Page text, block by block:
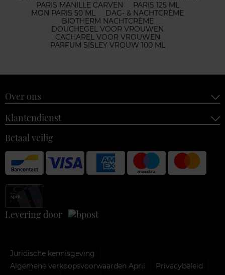
PARIS MANILLE CARVEN
PARIS 125 ML
MON PARIS 50 ML
DAG- & NACHTCRÈME
BIOTHERM NACHTCRÈME
DOUCHEGEL VOOR VROUWEN
CACHAREL VOOR VROUWEN
PARFUM SISLEY VROUW 100 ML
Over ons
Klantendienst
Betaal veilig
Levering door
Juridische kennisgeving
Algemene verkoopsvoorwaarden April
Privacybeleid